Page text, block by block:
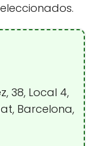
38, Local 4,
Barcelona,